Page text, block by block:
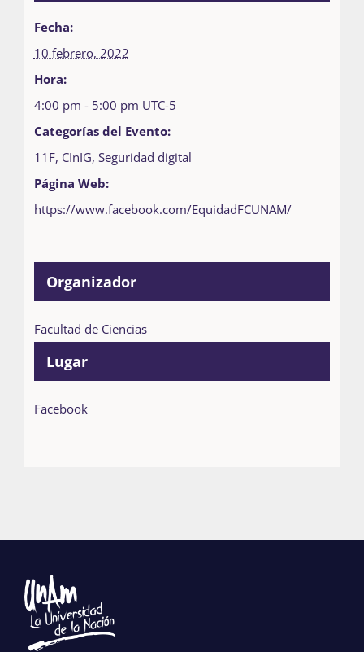
Fecha:
10 febrero, 2022
Hora:
4:00 pm - 5:00 pm UTC-5
Categorías del Evento:
11F, CInIG, Seguridad digital
Página Web:
https://www.facebook.com/EquidadFCUNAM/
Lugar
Facebook
Organizador
Facultad de Ciencias